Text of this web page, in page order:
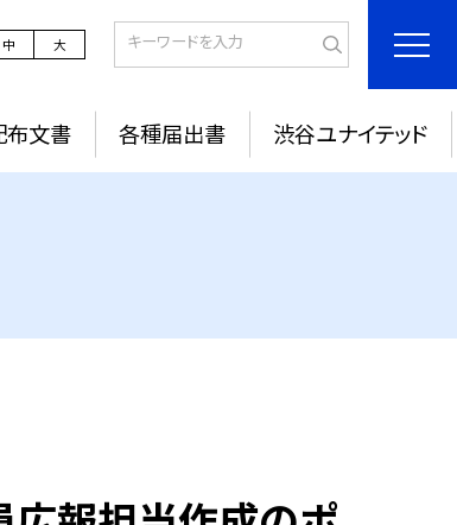
中 大
布文書 各種届出書 渋谷ユナイテッド